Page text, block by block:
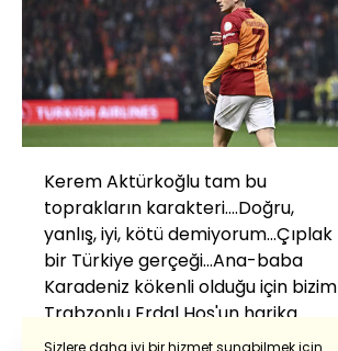
Kerem Aktürkoğlu tam bu
toprakların karakteri….Doğru,
yanlış, iyi, kötü demiyorum…Çıplak
bir Türkiye gerçeği…Ana-baba
Karadeniz kökenli olduğu için bizim
Trabzonlu Erdal Hoş'un harika
tespitiyle "bir konu varsa önden
Sizlere daha iyi bir hizmet sunabilmek için